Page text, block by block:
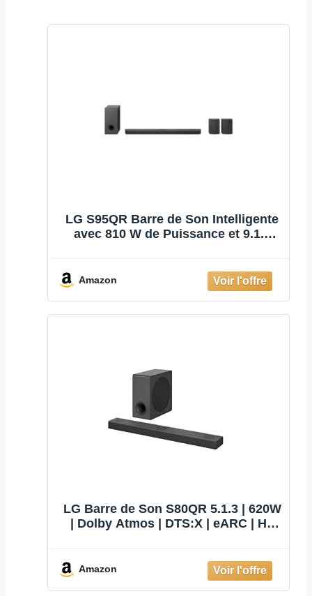
LG S95QR Barre de Son Intelligente
avec 810 W de Puissance et 9.1.5
Surround Dolby Atmos, DST:X et
Amazon
LG Barre de Son S80QR 5.1.3 | 620W
| Dolby Atmos | DTS:X | eARC | Hi-
Amazon